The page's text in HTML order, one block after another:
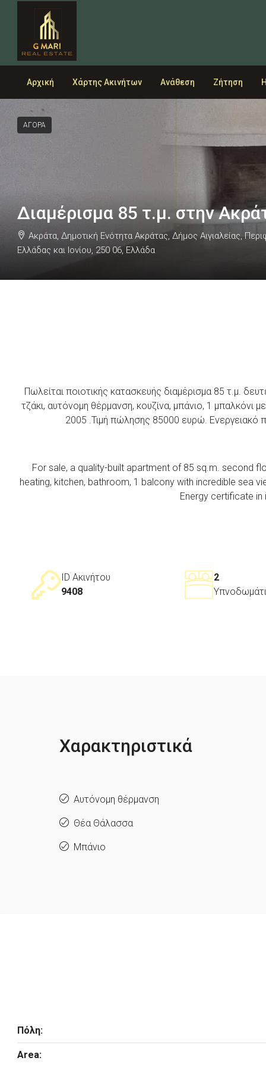
Αρχική Χάρτης Ακινήτων Ανάθεση Ζήτηση
ΑΓΟΡΑ
Διαμέρισμα 85 τ.μ. στην
Ακράτα, Δημοτική Ενότητα Ακράτας, Δήμος Αιγιαλείας,
Ελλάδας και Ιονίου, 250 06, Ελλάδα
Πωλείται ποιοτικής κατασκευής διαμέρισμα 85 τ.μ.
τζάκι, αυτόνομη θέρμανση, κουζίνα, μπάνιο, 1 μπαλκόνι
2005 .Τιμή πώλησης 85000 ευρώ. Ενεργειακό
For sale, a quality-built apartment of 85 sq.m. second
heating, kitchen, bathroom, 1 balcony with incredible sea
Energy certificate
ID Ακινήτου
9408
2
Χαρακτηριστικά
Αυτόνομη θέρμανση
Θέα Θάλασσα
Μπάνιο
Πόλη:
Area: